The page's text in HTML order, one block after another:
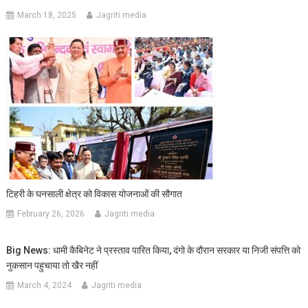
March 18, 2025 Jagriti media
टिहरी के घनसाली क्षेत्र को विकास योजनाओं की सौगात
February 26, 2026 Jagriti media
Big News: धामी कैबिनेट ने प्रस्ताव पारित किया, दंगो के दौरान सरकार या निजी संपत्ति को
नुकसान पहुचाया तो खैर नहीं
March 4, 2024 Jagriti media